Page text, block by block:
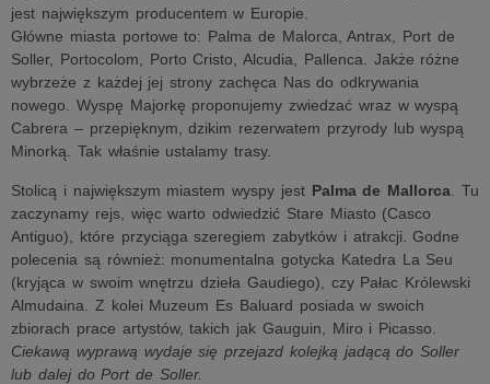
jest największym producentem w Europie.
Główne miasta portowe to: Palma de Malorca, Antrax, Port de
Soller, Portocolom, Porto Cristo, Alcudia, Pallenca. Jakże różne
wybrzeże z każdej jej strony zachęca Nas do odkrywania
nowego. Wyspę Majorkę proponujemy zwiedzać wraz w wyspą
Cabrera – przepięknym, dzikim rezerwatem przyrody lub wyspą
Minorką. Tak właśnie ustalamy trasy.
Stolicą i największym miastem wyspy jest Palma de Mallorca . Tu
zaczynamy rejs, więc warto odwiedzić Stare Miasto (Casco
Antiguo), które przyciąga szeregiem zabytków i atrakcji. Godne
polecenia są również: monumentalna gotycka Katedra La Seu
(kryjąca w swoim wnętrzu dzieła Gaudiego), czy Pałac Królewski
Almudaina. Z kolei Muzeum Es Baluard posiada w swoich
zbiorach prace artystów, takich jak Gauguin, Miro i Picasso.
Ciekawą wyprawą wydaje się przejazd kolejką jadącą do Soller
lub dalej do Port de Soller.